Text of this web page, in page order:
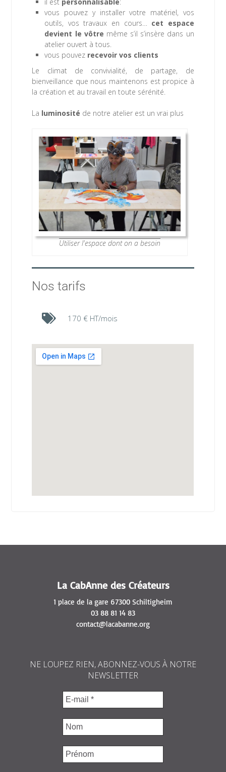
vous pouvez y installer votre matériel, vos
outils, vos travaux en cours… cet espace
devient le vôtre même s’il s’insère dans un
atelier ouvert à tous.
vous pouvez recevoir vos clients
Le climat de convivialité, de partage, de
bienveillance que nous maintenons est propice à
la création et au travail en toute sérénité.
La luminosité de notre atelier est un vrai plus
Utiliser l'espace dont on a besoin
Nos tarifs
170 € HT/mois
La CabAnne des Créateurs
1 place de la gare 67300 Schiltigheim
03 88 81 14 83
contact@lacabanne.org
NE LOUPEZ RIEN, ABONNEZ-VOUS À NOTRE
NEWSLETTER